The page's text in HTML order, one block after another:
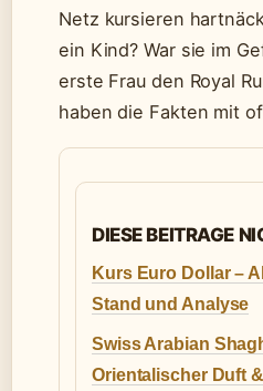
Netz kursieren
ein Kind? War sie im
erste Frau den Royal
haben die Fakten mit
DIESE BEITRAGE
Kurs Euro Dollar –
Stand und Analyse
Swiss Arabian
Orientalischer Duft &